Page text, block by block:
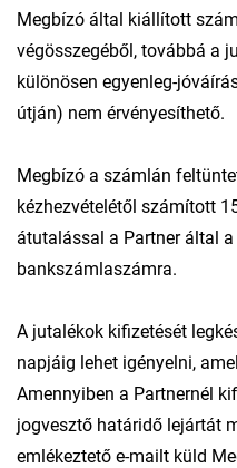
Megbízó által kiállított
végösszegéből, továbbá a
különösen egyenleg-
útján) nem érvényesíthető.
Megbízó a számlán
kézhezvételétől számított
átutalással a Partner által
bankszámlaszámra.
A jutalékok kifizetését
napjáig lehet igényelni,
Amennyiben a Partnernél
jogvesztő határidő lejártát
emlékeztető e-mailt küld